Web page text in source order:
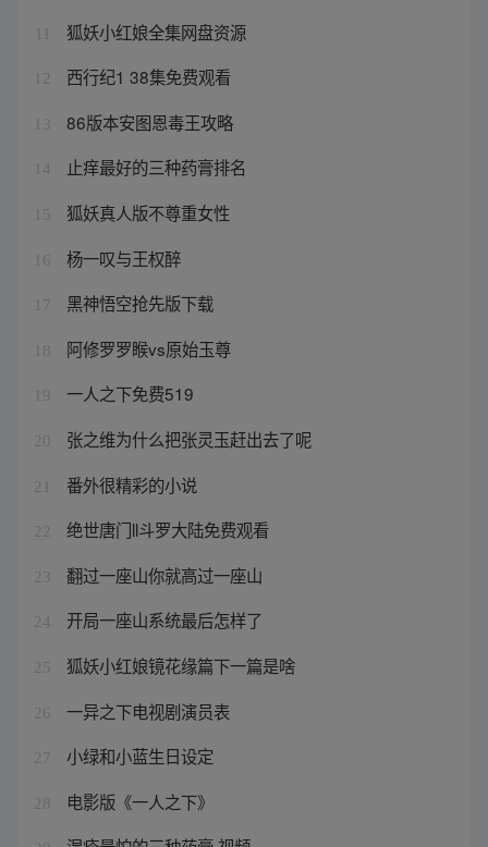
狐妖小红娘全集网盘资源
12 西行纪1 38集免费观看
13 86版本安图恩毒王攻略
14 止痒最好的三种药膏排名
15 狐妖真人版不尊重女性
16 杨一叹与王权醉
17 黑神悟空抢先版下载
18 阿修罗罗睺vs原始玉尊
19 一人之下免费519
20 张之维为什么把张灵玉赶出去了呢
21 番外很精彩的小说
22 绝世唐门ll斗罗大陆免费观看
23 翻过一座山你就高过一座山
24 开局一座山系统最后怎样了
25 狐妖小红娘镜花缘篇下一篇是啥
26 一异之下电视剧演员表
27 小绿和小蓝生日设定
28 电影版《一人之下》